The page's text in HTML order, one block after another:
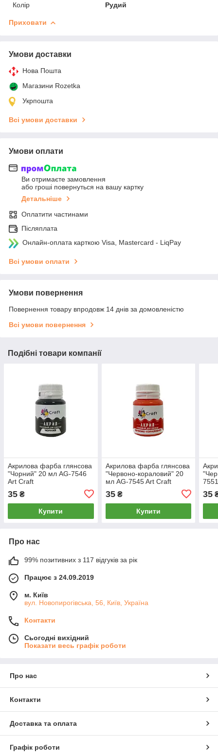
Колір
Рудий
Приховати
Умови доставки
Нова Пошта
Магазини Rozetka
Укрпошта
Всі умови доставки
Умови оплати
Ви отримаєте замовлення
або гроші повернуться на вашу картку
Детальніше
Оплатити частинами
Післяплата
Онлайн-оплата карткою Visa, Mastercard - LiqPay
Всі умови оплати
Умови повернення
Повернення товару впродовж 14 днів за домовленістю
Всі умови повернення
Подібні товари компанії
Акрилова фарба глянсова
"Чорний" 20 мл AG-7546
Art Craft
35 ₴
Купити
Акрилова фарба глянсова
"Червоно-кораловий" 20
мл AG-7545 Art Craft
35₴
Купити
35
Про нас
99% позитивних з 117 відгуків за рік
Працює з 24.09.2019
м. Київ
вул. Новопирогівська, 56, Київ, Україна
Контакти
Сьогодні вихідний
Показати весь графік роботи
Про нас
Контакти
Доставка та оплата
Графік роботи